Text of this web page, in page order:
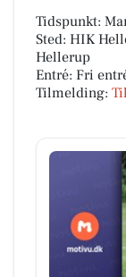
Tidspunkt:
Sted: HIK
Hellerup
Entré: Fri
Tilmelding: